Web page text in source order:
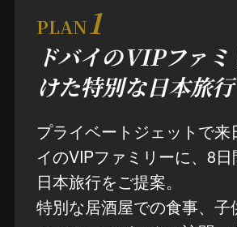
PLAN1
ドバイのVIPファ
けた特別な日本旅行
プライベートジェットで来
イのVIPファミリーに、8
日本旅行をご提案。
特別な居酒屋での食事、子